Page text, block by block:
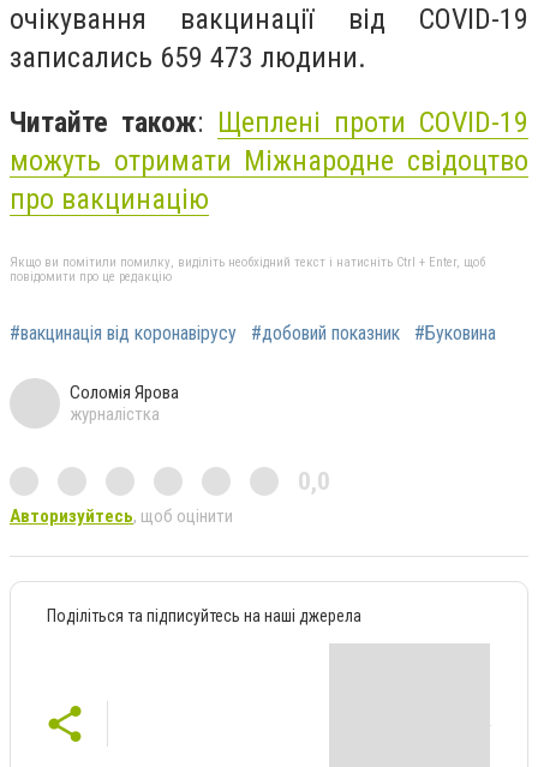
очікування вакцинації від COVID-19
записались 659 473 людини.
Читайте також: Щеплені проти COVID-19
можуть отримати Міжнародне свідоцтво
про вакцинацію
Якщо ви помітили помилку, виділіть необхідний текст і натисніть Ctrl + Enter, щоб
повідомити про це редакцію
#вакцинація від коронавірусу #добовий показник #Буковина
Соломія Ярова
журналістка
0,0
Авторизуйтесь, щоб оцінити
Поділіться та підписуйтесь на наші джерела